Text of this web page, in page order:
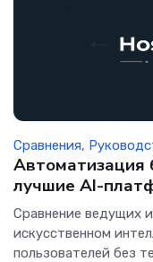
Сравнения,
Автоматизация
лучшие AI-
Сравнение ведущих
искусственном
пользователей без